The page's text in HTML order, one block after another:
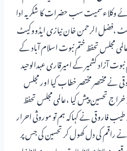
وکلاءسمیت سب حضرات کا شکر یہ ادا
،فضل الرحمن خان نیازی ایڈووکیٹ
مجلس تحفظ ختم نبوت اسلام آباد کے
آزاد کشمیر کے امیرقاری عبدالوحید
نے مختصر مختصر خطاب کیا اور مجلس
تحسین پیش کیا ،عالمی مجلس تحفظ
فاروقی نے کہاکہ ہم تو موروثی احرار
راقم کی دل کھول کر تحسین کی جس پر